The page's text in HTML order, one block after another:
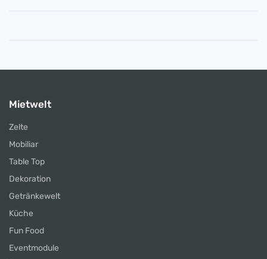
Mietwelt
Zelte
Mobiliar
Table Top
Dekoration
Getränkewelt
Küche
Fun Food
Eventmodule